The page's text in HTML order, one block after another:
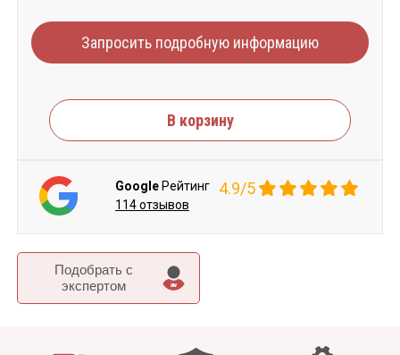
Подобрать c
экспертом
Запросить подробную информацию
В корзину
Google Рейтинг 4.9/5
114 отзывов